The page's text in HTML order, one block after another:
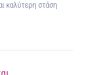
καλύτερη στάση